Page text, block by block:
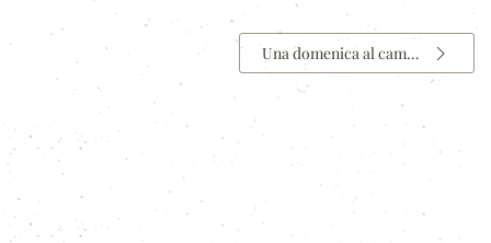
Una domenica al cam…